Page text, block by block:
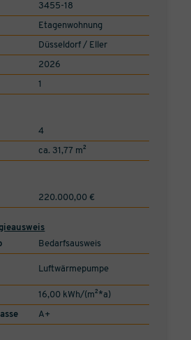
3455-18
Etagenwohnung
Düsseldorf / Eller
2026
1
4
ca. 31,77 m²
220.000,00 €
Bedarfsausweis
Luftwärmepumpe
16,00 kWh/(m²*a)
A+